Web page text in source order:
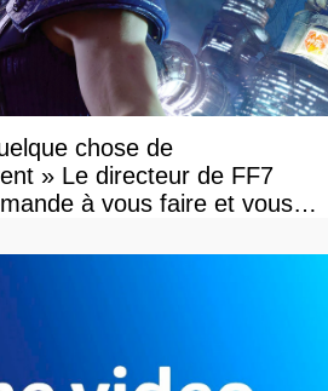
chose de
» Le directeur de FF7
à vous faire et vous